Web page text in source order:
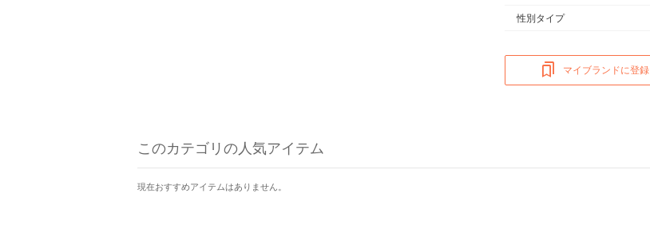
性別タイプ
マイブランドに登録
このカテゴリの人気アイテム
現在おすすめアイテムはありません。